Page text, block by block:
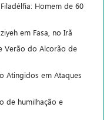
Homem de 60
em Fasa, no Irã
Verão do Alcorão de
Atingidos em Ataques
de humilhação e